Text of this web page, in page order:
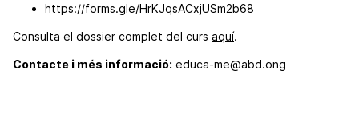
https://forms.gle/HrKJqsACxjUSm2b68
Consulta el dossier complet del curs aquí.
Contacte i més informació: educa-me@abd.ong